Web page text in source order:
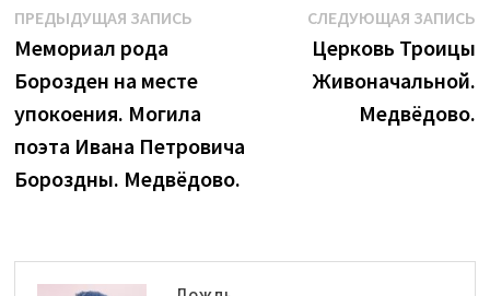
Навигация
по
записям
ПРЕДЫДУЩАЯ ЗАПИСЬПредыдущая
Мемориал рода
Борозден на месте
упокоения. Могила
поэта Ивана Петровича
Бороздны. Медвёдово.
СЛЕДУЮЩАЯ ЗАПИСЬ
Церковь Троицы
Живоначальной.
Медвёдово.